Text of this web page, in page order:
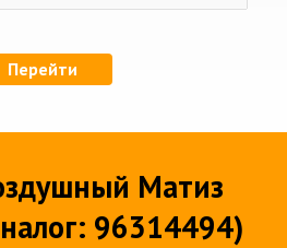
Перейти
Матиз
96314494)